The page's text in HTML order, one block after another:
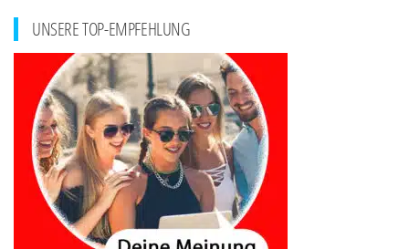
UNSERE TOP-EMPFEHLUNG